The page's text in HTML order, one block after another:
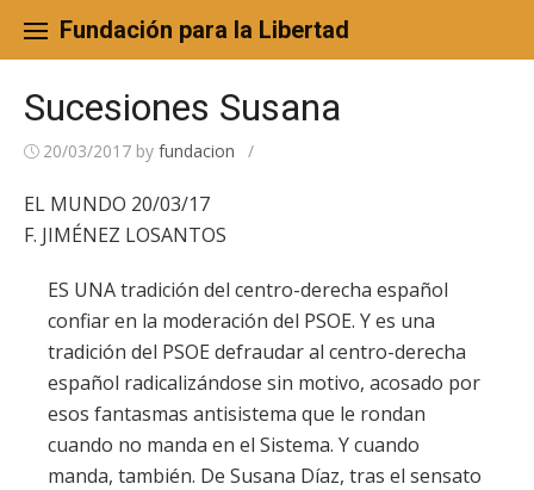
content
Fundación para la Libertad
Sucesiones Susana
20/03/2017 by fundacion /
EL MUNDO 20/03/17
F. JIMÉNEZ LOSANTOS
ES UNA tradición del centro-derecha español
confiar en la moderación del PSOE. Y es una
tradición del PSOE defraudar al centro-derecha
español radicalizándose sin motivo, acosado por
esos fantasmas antisistema que le rondan
cuando no manda en el Sistema. Y cuando
manda, también. De Susana Díaz, tras el sensato